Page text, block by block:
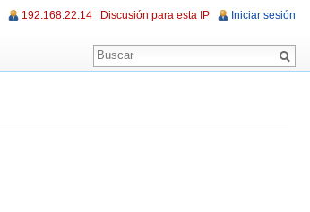
192.168.22.14 Discusión para esta IP Iniciar sesión